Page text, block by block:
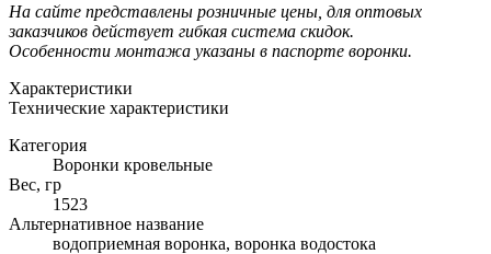
На сайте представлены розничные цены, для оптовых
заказчиков действует гибкая система скидок.
Особенности монтажа указаны в паспорте воронки.
Характеристики
Технические характеристики
Категория
Воронки кровельные
Вес, гр
1523
Альтернативное название
водоприемная воронка, воронка водостока